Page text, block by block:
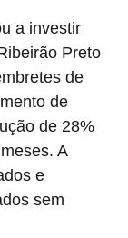
a investir
Preto
de
de
de 28%
A
e
sem